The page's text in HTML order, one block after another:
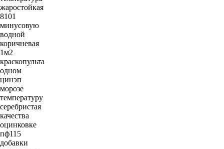
жаростойкая
8101
минусовую
водной
коричневая
1м2
краскопульта
одном
цинэп
морозе
температуру
серебристая
качества
оцинковке
пф115
добавки